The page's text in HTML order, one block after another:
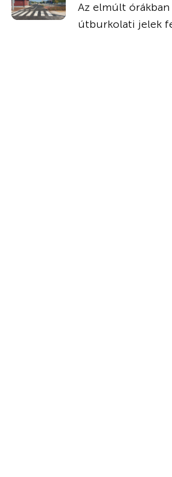
Az elmúlt
útburkolati jelek